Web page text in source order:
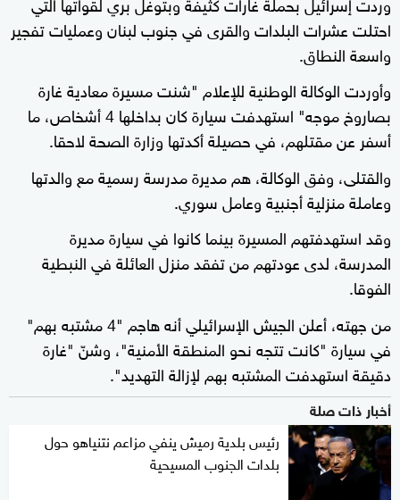
احتلت عشرات البلدات والقرى في جنوب لبنان وعمليات تفجير
واسعة النطاق.
وأوردت الوكالة الوطنية للإعلام "شنت مسيرة معادية غارة
بصاروخ موجه" استهدفت سيارة كان بداخلها 4 أشخاص، ما
أسفر عن مقتلهم، في حصيلة أكدتها وزارة الصحة لاحقا.
والقتلى، وفق الوكالة، هم مديرة مدرسة رسمية مع والدتها
وعاملة منزلية أجنبية وعامل سوري.
وقد استهدفتهم المسيرة بينما كانوا في سيارة مديرة
المدرسة، لدى عودتهم من تفقد منزل العائلة في النبطية
الفوقا.
من جهته، أعلن الجيش الإسرائيلي أنه هاجم "4 مشتبه بهم"
في سيارة "كانت تتجه نحو المنطقة الأمنية"، وشنّ "غارة
دقيقة استهدفت المشتبه بهم لإزالة التهديد".
أخبار ذات صلة
رئيس بلدية رميش ينفي مزاعم نتنياهو حول
بلدات الجنوب المسيحية